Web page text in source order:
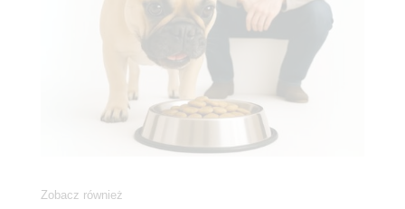
Zobacz również